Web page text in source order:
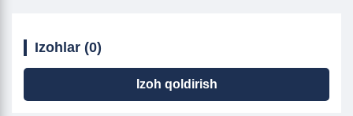
Izohlar (0)
Izoh qoldirish